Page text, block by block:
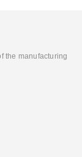
the manufacturing